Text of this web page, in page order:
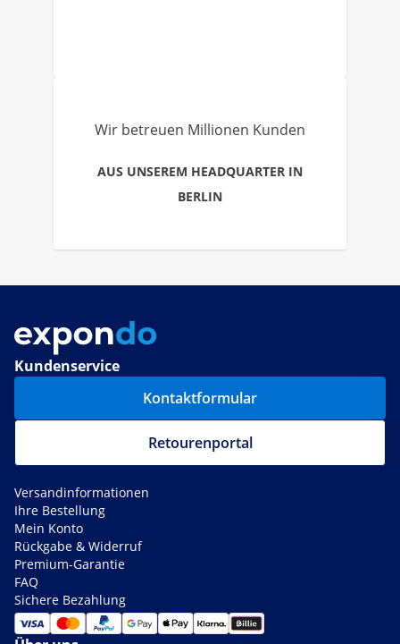
Wir betreuen Millionen Kunden
AUS UNSEREM HEADQUARTER IN
BERLIN
Kundenservice
Kontaktformular
Retourenportal
Versandinformationen
Ihre Bestellung
Mein Konto
Rückgabe & Widerruf
Premium-Garantie
FAQ
Sichere Bezahlung